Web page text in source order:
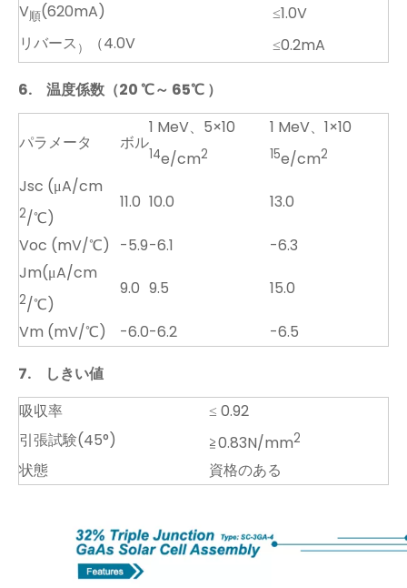
V順(620mA)
≤1.0V
リバース ） （4.0V ≤0.2mA
6. 温度係数（20℃～ 65℃ ）
パラメータ ボル
1 MeV、5×10
14e/cm2
1 MeV、1×10
15e/cm2
Jsc (μA/cm
2/℃)
11.0 10.0 13.0
Voc (mV/℃) -5.9-6.1
-6.3
Jm(μA/cm
2/℃)
9.0 9.5 15.0
Vm (mV/℃) -6.0-6.2
-6.5
7.
しきい値
吸収率
≤ 0.92
引張試験(45°)
≧0.83N/mm2
状態 資格のある